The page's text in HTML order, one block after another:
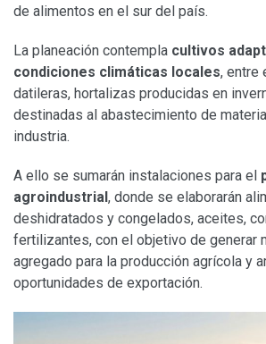
de alimentos en el sur del país.
La planeación contempla cultivos
condiciones climáticas locales, entre
datileras, hortalizas producidas en
destinadas al abastecimiento de
industria.
A ello se sumarán instalaciones para el
agroindustrial, donde se elaborarán
deshidratados y congelados, aceites,
fertilizantes, con el objetivo de generar
agregado para la producción agrícola y
oportunidades de exportación.